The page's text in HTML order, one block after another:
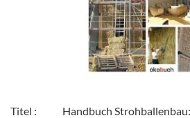
Titel :
Handbuch